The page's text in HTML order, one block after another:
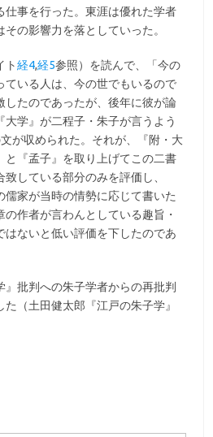
事を行った。東涯は優れた学者
の影響力を落としていった。
ト経4,経5参照）を読んで、「今の
いる人は、今の世でもいるので
したのであったが、後年に彼が論
学』が二程子・朱子が言うよう
が収められた。それが、『附・大
『孟子』を取り上げてこの二書
している部分のみを評価し、
儒家が当時の情勢に応じて書いた
作者が言わんとしている趣旨・
ないと低い評価を下したのであ
批判への朱子学者からの再批判
（土田健太郎『江戸の朱子学』